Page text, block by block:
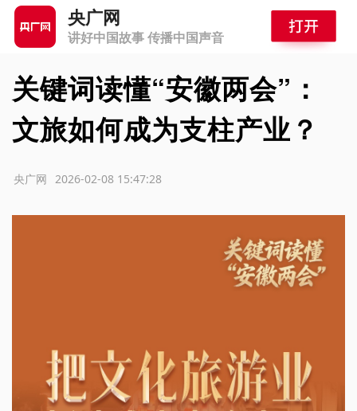
央广网
讲好中国故事 传播中国声音
关键词读懂“安徽两会”：
文旅如何成为支柱产业？
2026-02-08 15:47:28
央广网